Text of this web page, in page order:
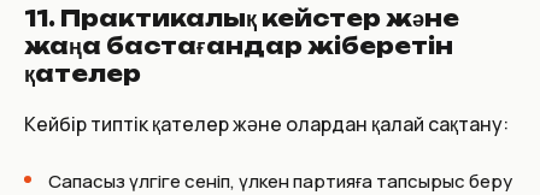
11. Практикалық кейстер және
жаңа бастағандар жіберетін
қателер
Кейбір типтік қателер және олардан қалай сақтану:
Сапасыз үлгіге сеніп, үлкен партияға тапсырыс беру